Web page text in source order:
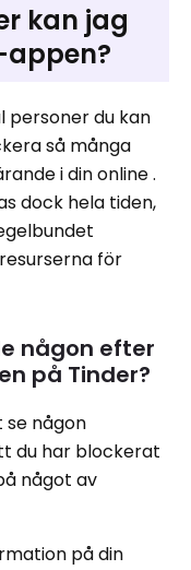
kan jag
personer du kan
så många
i din online .
dock hela tiden,
för
någon efter
på Tinder?
någon
du har blockerat
något av
på din